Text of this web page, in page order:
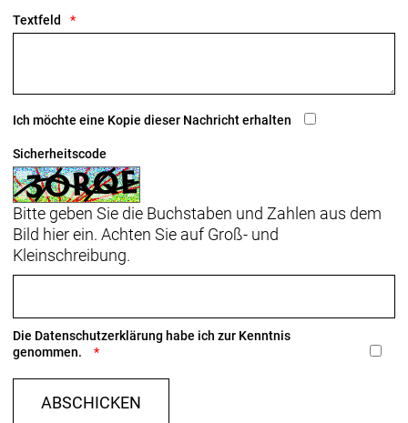
Breite
Versatz, 280 mm Länge
Räder: Bontrager Aeolus RSL 51, OCLV Carbon,
Tubeless Ready, 51 mm Profilhöhe, 100 x 12 mm-
Steckachse
Bontrager Aeolus RSL 51, OCLV Carbon, Tubeless
Ready, 51 mm Profilhöhe, 11/12fach-Freilaufnabe
von Shimano, 142 x 12 mm-Steckachse
Textfeld
Ich möchte eine Kopie dieser Nachricht erhalten
Sicherheitscode
Bitte geben Sie die Buchstaben und Zahlen aus dem
Bild hier ein. Achten Sie auf Groß- und
Kleinschreibung.
Die Datenschutzerklärung habe ich zur Kenntnis
genommen.
ABSCHICKEN